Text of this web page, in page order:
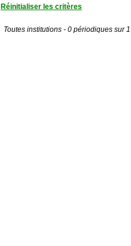
Réinitialiser les critères
Toutes institutions - 0 périodiques sur